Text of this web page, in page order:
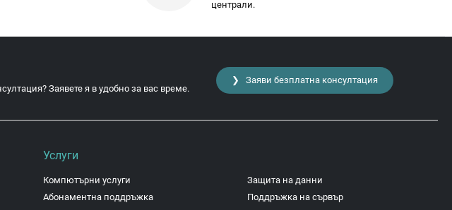
централи.
Заявете я в удобно за вас време.
❯ Заяви безплатна консултация
Услуги
Компютърни услуги
Абонаментна поддръжка
Защита на данни
Поддръжка на сървър